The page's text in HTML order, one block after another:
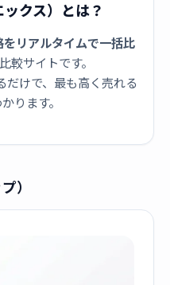
ックス）とは？
リアルタイムで一括比
較サイトです。
けで、最も高く売れる
ります。
）